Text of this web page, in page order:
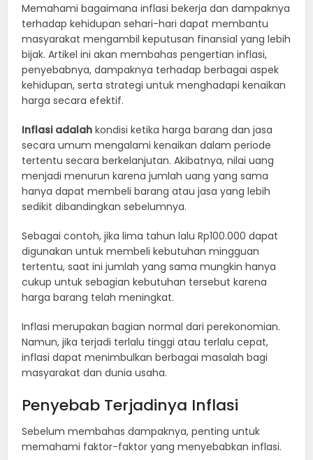
Memahami bagaimana inflasi bekerja dan dampaknya
terhadap kehidupan sehari-hari dapat membantu
masyarakat mengambil keputusan finansial yang lebih
bijak. Artikel ini akan membahas pengertian inflasi,
penyebabnya, dampaknya terhadap berbagai aspek
kehidupan, serta strategi untuk menghadapi kenaikan
harga secara efektif.
Inflasi adalah kondisi ketika harga barang dan jasa
secara umum mengalami kenaikan dalam periode
tertentu secara berkelanjutan. Akibatnya, nilai uang
menjadi menurun karena jumlah uang yang sama
hanya dapat membeli barang atau jasa yang lebih
sedikit dibandingkan sebelumnya.
Sebagai contoh, jika lima tahun lalu Rp100.000 dapat
digunakan untuk membeli kebutuhan mingguan
tertentu, saat ini jumlah yang sama mungkin hanya
cukup untuk sebagian kebutuhan tersebut karena
harga barang telah meningkat.
Inflasi merupakan bagian normal dari perekonomian.
Namun, jika terjadi terlalu tinggi atau terlalu cepat,
inflasi dapat menimbulkan berbagai masalah bagi
masyarakat dan dunia usaha.
Penyebab Terjadinya Inflasi
Sebelum membahas dampaknya, penting untuk
memahami faktor-faktor yang menyebabkan inflasi.